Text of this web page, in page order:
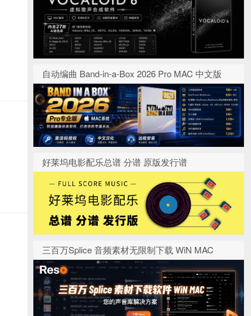
自动编曲 Band-in-a-Box 2026 Pro MAC 中文版
好莱坞电影配乐总谱 分谱 原版发行谱
三百万Splice 音频素材无限制下载 WiN MAC